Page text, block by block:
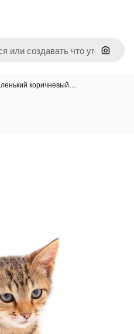
Поиск
коричневый…